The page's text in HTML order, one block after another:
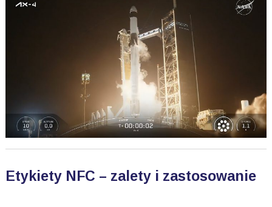
Etykiety NFC – zalety i zastosowanie